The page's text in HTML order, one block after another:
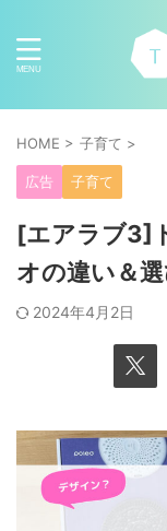
HOME > 子育て >
広告 子育て
[エアラブ3]
オの違い＆
2024年4月2日